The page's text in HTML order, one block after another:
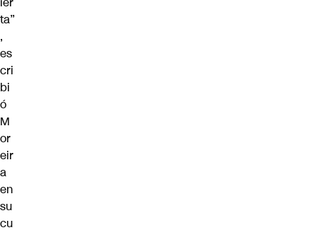
ta”
,
es
cri
bi
ó
M
or
eir
a
en
su
cu